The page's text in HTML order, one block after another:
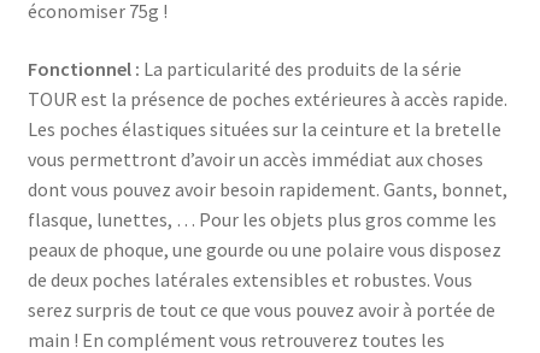
économiser 75g !
Fonctionnel : La particularité des produits de la série
TOUR est la présence de poches extérieures à accès rapide.
Les poches élastiques situées sur la ceinture et la bretelle
vous permettront d’avoir un accès immédiat aux choses
dont vous pouvez avoir besoin rapidement. Gants, bonnet,
flasque, lunettes, … Pour les objets plus gros comme les
peaux de phoque, une gourde ou une polaire vous disposez
de deux poches latérales extensibles et robustes. Vous
serez surpris de tout ce que vous pouvez avoir à portée de
main ! En complément vous retrouverez toutes les